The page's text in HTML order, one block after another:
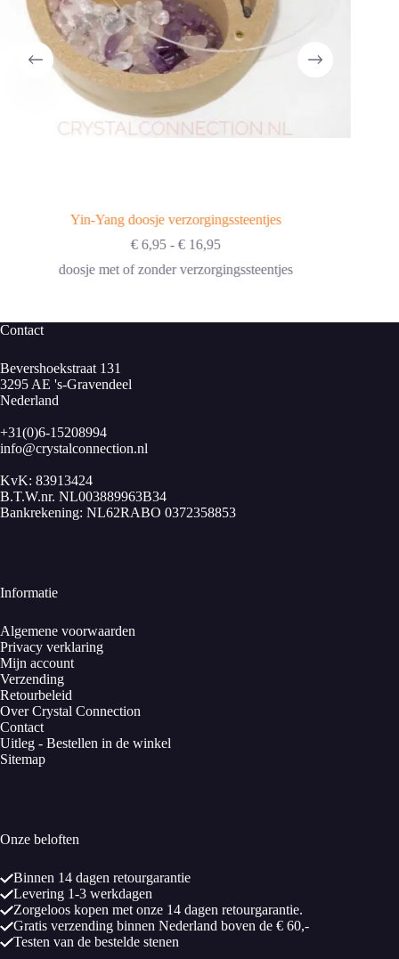
Yin-Yang doosje verzorgingssteentjes
€6,95 - €16,95Prijsklasse:
tot
doosje met of zonder verzorgingssteentjes
Contact
Bevershoekstraat 131
3295 AE 's-Gravendeel
Nederland
+31(0)6-15208994
info@crystalconnection.nl
KvK: 83913424
B.T.W.nr. NL003889963B34
Bankrekening: NL62RABO 0372358853
Informatie
Algemene voorwaarden
Privacy verklaring
Mijn account
Verzending
Retourbeleid
Over Crystal Connection
Contact
Uitleg - Bestellen in de winkel
Sitemap
Onze beloften
Binnen 14 dagen retourgarantie
Levering 1-3 werkdagen
Zorgeloos kopen met onze 14 dagen retourgarantie.
Gratis verzending binnen Nederland boven de € 60,-
Testen van de bestelde stenen